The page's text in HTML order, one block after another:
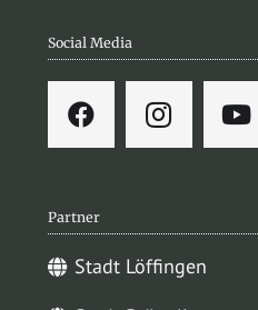
Social Media
Partner
Stadt Löffingen